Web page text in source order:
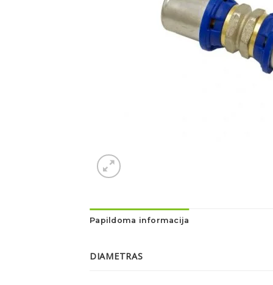
Papildoma informacija
DIAMETRAS